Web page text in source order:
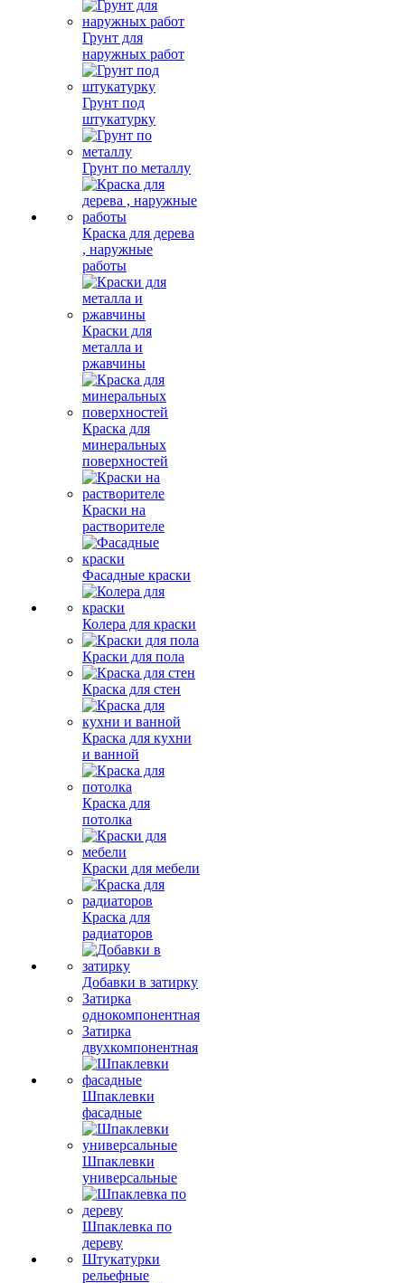
Грунт для
наружных работ
Грунт под
штукатурку
Грунт по металлу
Краска для дерева
, наружные
работы
Краски для
металла и
ржавчины
Краска для
минеральных
поверхностей
Краски на
растворителе
Фасадные краски
Колера для краски
Краски для пола
Краска для стен
Краска для кухни
и ванной
Краска для
потолка
Краски для мебели
Краска для
радиаторов
Добавки в затирку
Затирка
однокомпонентная
Затирка
двухкомпонентная
Шпаклевки
фасадные
Шпаклевки
универсальные
Шпаклевка по
дереву
Штукатурки
рельефные